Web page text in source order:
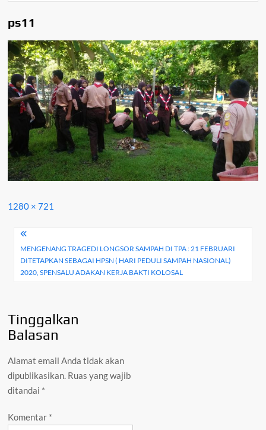
ps11
Full
1280 × 721
Navigasi
pos
MENGENANG TRAGEDI LONGSOR SAMPAH DI TPA : 21 FEBRUARI
DITETAPKAN SEBAGAI HPSN ( HARI PEDULI SAMPAH NASIONAL)
2020, SPENSALU ADAKAN KERJA BAKTI KOLOSAL
Tinggalkan
Balasan
Alamat email Anda tidak akan
dipublikasikan. Ruas yang wajib
ditandai *
Komentar *